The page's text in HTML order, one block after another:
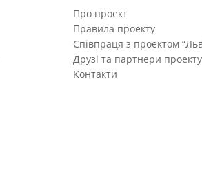
Про проект
Правила проекту
Співпраця з проектом
Друзі та партнери проекту
Контакти